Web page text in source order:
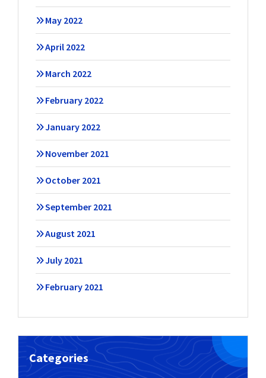
May 2022
April 2022
March 2022
February 2022
January 2022
November 2021
October 2021
September 2021
August 2021
July 2021
February 2021
Categories